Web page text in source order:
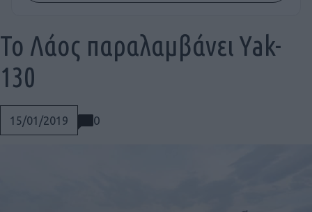
15/01/2019 0
Το Λάος παραλαμβάνει Yak-
130